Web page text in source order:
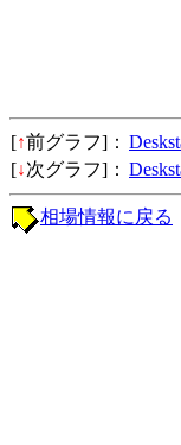
[↑前グラフ]：
[↓次グラフ]：
相場情報に戻る